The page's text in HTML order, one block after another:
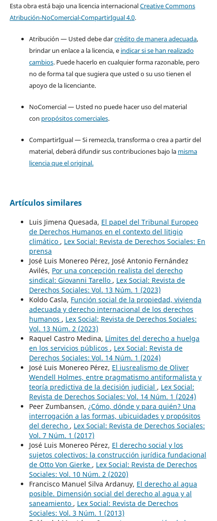
Esta obra está bajo una licencia internacionalCreative Commons
Atribución-NoComercial-CompartirIgual 4.0.
Atribución — Usted debe darcrédito de manera adecuada,
brindar un enlace a la licencia, e indicar si se han realizado
cambios. Puede hacerlo en cualquier forma razonable, pero
no de forma tal que sugiera que usted o su uso tienen el
apoyo de la licenciante.
NoComercial — Usted no puede hacer uso del material
con propósitos comerciales.
CompartirIgual — Si remezcla, transforma o crea a partir del
material, deberá difundir sus contribuciones bajo la misma
licencia que el original.
Artículos similares
Luis Jimena Quesada, El papel del Tribunal Europeo
de Derechos Humanos en el contexto del litigio
climático , Lex Social: Revista de Derechos Sociales: En
prensa
José Luis Monereo Pérez, José Antonio Fernández
Avilés, Por una concepción realista del derecho
sindical: Giovanni Tarello , Lex Social: Revista de
Derechos Sociales: Vol. 13 Núm. 1 (2023)
Koldo Casla, Función social de la propiedad, vivienda
adecuada y derecho internacional de los derechos
humanos , Lex Social: Revista de Derechos Sociales:
Vol. 13 Núm. 2 (2023)
Raquel Castro Medina, Límites del derecho a huelga
en los servicios públicos , Lex Social: Revista de
Derechos Sociales: Vol. 14 Núm. 1 (2024)
José Luis Monereo Pérez, El iusrealismo de Oliver
Wendell Holmes, entre pragmatismo antiformalista y
teoría predictiva de la decisión judicial , Lex Social:
Revista de Derechos Sociales: Vol. 14 Núm. 1 (2024)
Peer Zumbansen, ¿Cómo, dónde y para quién? Una
interrogación a las formas, ubicuidades y propósitos
del derecho , Lex Social: Revista de Derechos Sociales:
Vol. 7 Núm. 1 (2017)
José Luis Monereo Pérez, El derecho social y los
sujetos colectivos: la construcción jurídica fundacional
de Otto Von Gierke , Lex Social: Revista de Derechos
Sociales: Vol. 10 Núm. 2 (2020)
Francisco Manuel Silva Ardanuy, El derecho al agua
posible. Dimensión social del derecho al agua y al
saneamiento , Lex Social: Revista de Derechos
Sociales: Vol. 3 Núm. 1 (2013)